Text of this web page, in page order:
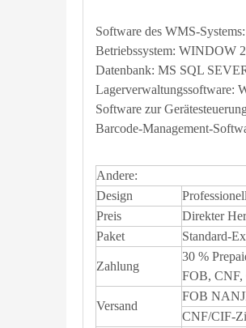
Software des WMS-Systems:
Betriebssystem: WINDOW
Datenbank: MS SQL
Lagerverwaltungssoftware:
Software zur
Barcode-Management-
Andere:
Design
Preis
Direkter
Paket
Standard-
Zahlung
30 %
FOB, CNF,
Versand
FOB
CNF/CIF-